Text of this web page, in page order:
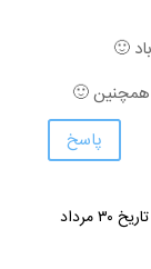
🙂
همچنین 🙂
پاسخ
| نوشته شده در تاریخ ۳۰ مرداد